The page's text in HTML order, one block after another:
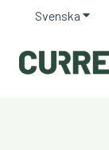
Svenska Visa